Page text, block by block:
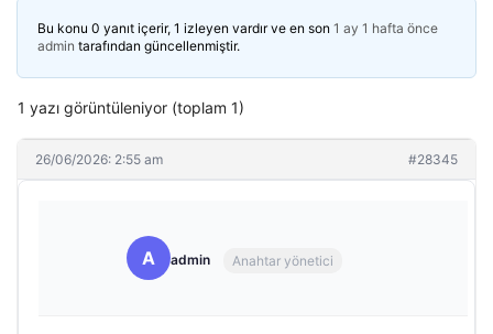
Bu konu 0 yanıt içerir, 1 izleyen vardır ve en son 1 ay 1 hafta önce
admin tarafından güncellenmiştir.
1 yazı görüntüleniyor (toplam 1)
26/06/2026: 2:55 am #28345
A admin Anahtar yönetici